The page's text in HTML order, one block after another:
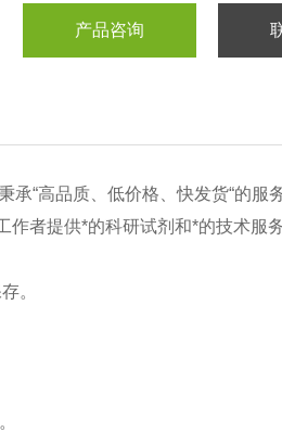
产品咨询
承“高品质、低价格、快发货“的
作者提供*的科研试剂和*的技术
。